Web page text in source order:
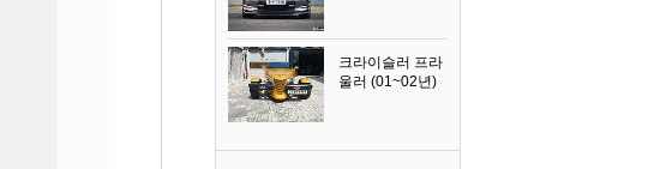
크라이슬러 프라
울러 (01~02년)